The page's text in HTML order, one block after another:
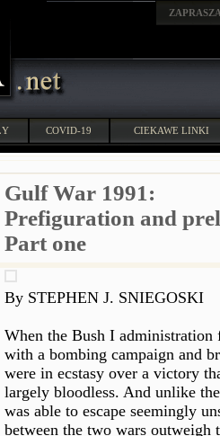
COVID-19 CIEKAWE LINKI
Gulf War 1991:
Prefiguration and
Part one
By STEPHEN J. SNIEGOSKI
When the Bush I
with a bombing campaign and
were in ecstasy over a victory
largely bloodless. And unlike
was able to escape seemingly
between the two wars outweigh